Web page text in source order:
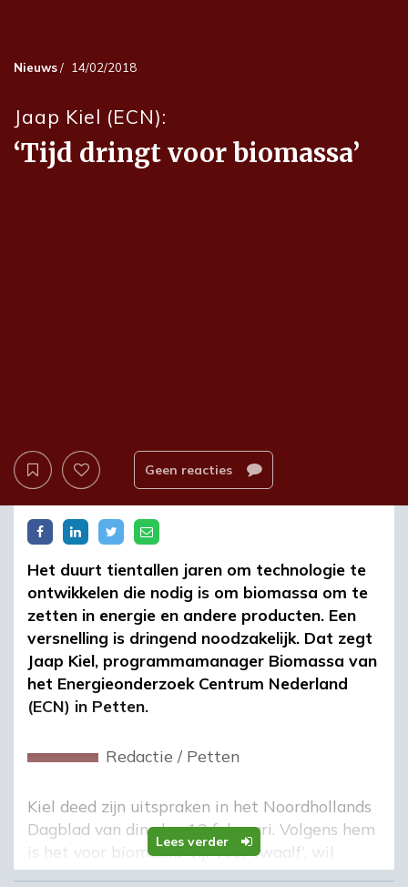
Nieuws/ 14/02/2018
Jaap Kiel (ECN):
‘Tijd dringt voor biomassa’
Geen reacties
Lees verder
Het duurt tientallen jaren om technologie te
ontwikkelen die nodig is om biomassa om te
zetten in energie en andere producten. Een
versnelling is dringend noodzakelijk. Dat zegt
Jaap Kiel, programmamanager Biomassa van
het Energieonderzoek Centrum Nederland
(ECN) in Petten.
Redactie / Petten
Kiel deed zijn uitspraken in het Noordhollands
Dagblad van dinsdag 13 februari. Volgens hem
is het voor biomassa ’vijf voor twaalf’, wil
Nederland de doelstellingen van het